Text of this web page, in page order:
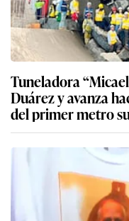
Tuneladora
Duárez y avanza
del primer metro